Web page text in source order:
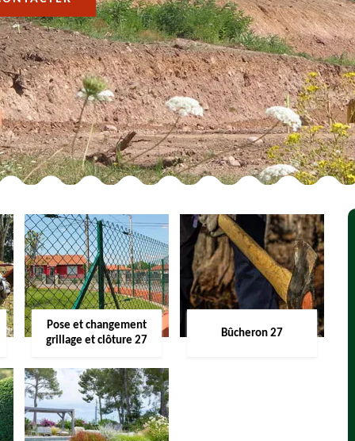
Pose et changement
grillage et clôture 27
Bûcheron 27